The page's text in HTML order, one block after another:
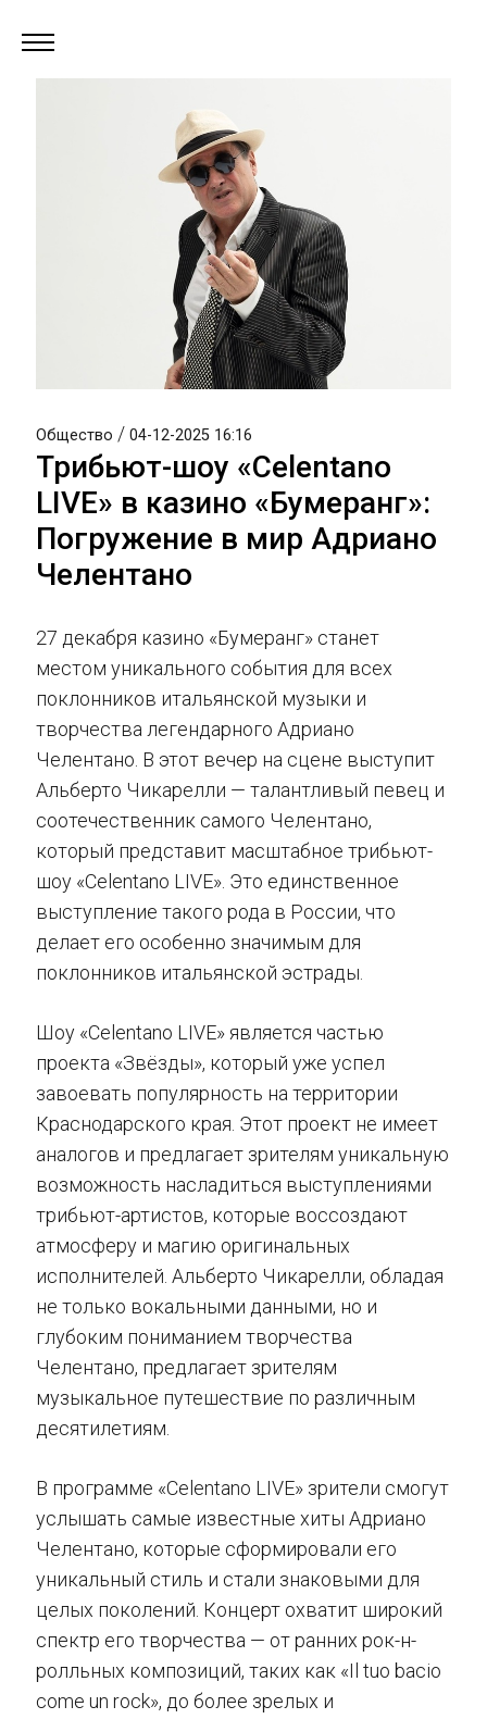
Общество / 04-12-2025 16:16
Трибьют-шоу «Celentano
LIVE» в казино «Бумеранг»:
Погружение в мир Адриано
Челентано
27 декабря казино «Бумеранг» станет
местом уникального события для всех
поклонников итальянской музыки и
творчества легендарного Адриано
Челентано. В этот вечер на сцене выступит
Альберто Чикарелли — талантливый певец и
соотечественник самого Челентано,
который представит масштабное трибьют-
шоу «Celentano LIVE». Это единственное
выступление такого рода в России, что
делает его особенно значимым для
поклонников итальянской эстрады.
Шоу «Celentano LIVE» является частью
проекта «Звёзды», который уже успел
завоевать популярность на территории
Краснодарского края. Этот проект не имеет
аналогов и предлагает зрителям уникальную
возможность насладиться выступлениями
трибьют-артистов, которые воссоздают
атмосферу и магию оригинальных
исполнителей. Альберто Чикарелли, обладая
не только вокальными данными, но и
глубоким пониманием творчества
Челентано, предлагает зрителям
музыкальное путешествие по различным
десятилетиям.
В программе «Celentano LIVE» зрители смогут
услышать самые известные хиты Адриано
Челентано, которые сформировали его
уникальный стиль и стали знаковыми для
целых поколений. Концерт охватит широкий
спектр его творчества — от ранних рок-н-
ролльных композиций, таких как «Il tuo bacio
come un rock», до более зрелых и